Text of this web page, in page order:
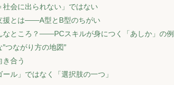
社会に出られない」ではない
援とは――A型とB型のちがい
なところ？――PCスキルが身につく「あしか」の例
つながり方の地図”
き合う
ル」ではなく「選択肢の一つ」